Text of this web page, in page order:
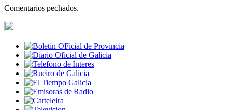
Comentarios pechados.